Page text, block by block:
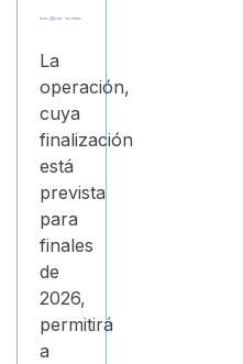
La
operación,
cuya
finalización
está
prevista
para
finales
de
2026,
permitirá
a